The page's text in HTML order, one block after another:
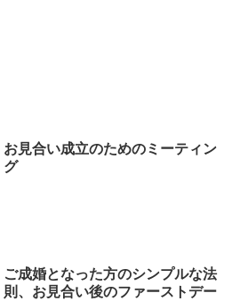
お見合い成立のためのミーティン
グ
ご成婚となった方のシンプルな法
則、お見合い後のファーストデー